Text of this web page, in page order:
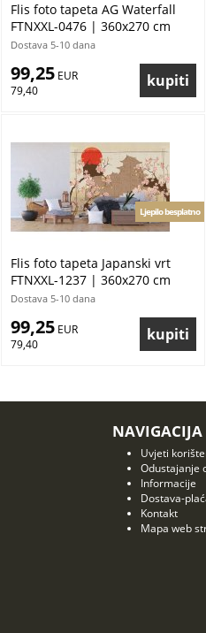
Flis foto tapeta AG Waterfall
FTNXXL-0476 | 360x270 cm
Dostava 5-10 dana
99,25 EUR
79,40
Flis foto tapeta Japanski vrt
FTNXXL-1237 | 360x270 cm
Ljepilo besplatno
Dostava 5-10 dana
99,25 EUR
79,40
NAVIGACIJA
Uvjeti
Odustajanje
Informacije
Dostava-
Kontakt
Mapa web